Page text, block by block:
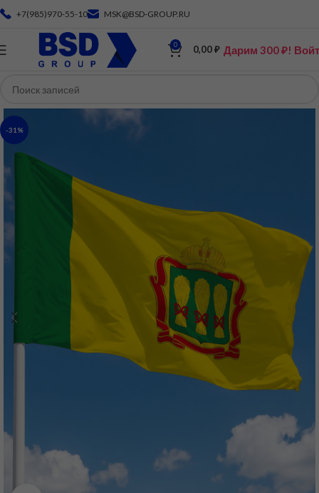
+7(985)970-55-10 MSK@BSD-GROUP.RU
0 0,00₽ Дарим 300 ₽!
-31%